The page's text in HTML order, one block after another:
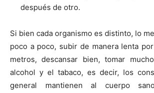
después de otro.
Si bien cada organismo es distinto, lo
poco a poco, subir de manera lenta
metros, descansar bien, tomar
alcohol y el tabaco, es decir, los
general mantienen al cuerpo